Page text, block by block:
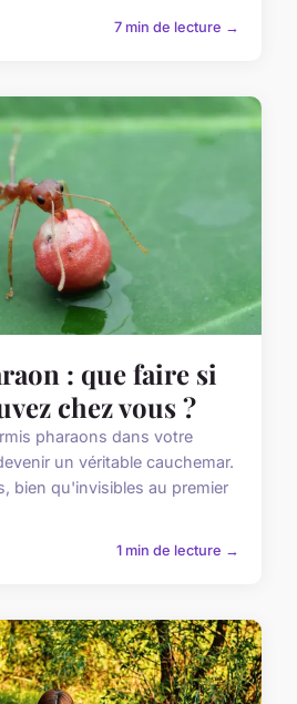
7 min de lecture →
: que faire si
chez vous ?
pharaons dans votre
un véritable cauchemar.
bien qu'invisibles au premier
1 min de lecture →